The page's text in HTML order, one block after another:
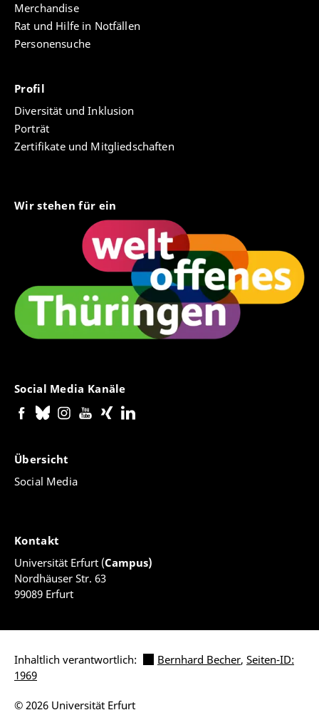
Merchandise
Rat und Hilfe in Notfällen
Personensuche
Profil
Diversität und Inklusion
Porträt
Zertifikate und Mitgliedschaften
Wir stehen für ein
Social Media Kanäle
Übersicht
Social Media
Kontakt
Universität Erfurt (Campus)
Nordhäuser Str. 63
99089 Erfurt
Inhaltlich verantwortlich: Bernhard Becher, Seiten-ID:
1969
© 2026 Universität Erfurt